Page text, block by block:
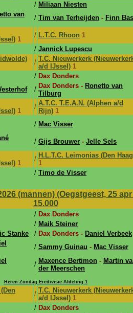
/ Miliaan Niesten
van
/ Tim van Terheijden - Finn
1
/ L.T.C. Rhoon 1
/ Jannick Lupescu
/ T.C. Nieuwerkerk
a/d IJssel) 1
/ Dax Donders
/ Dax Donders - Ronetto van
Tilburg
1
/ A.T.C. T.E.A.N. (Alphen a/d
Rijn) 1
/ Mac Visser
/ Gijs Brouwer - Jelle Sels
1
/ H.L.T.C. Leimonias (Den
1
/ Timo de Visser
(mannen) (Oegstgeest, 25
15.000
/ Dax Donders
/ Maik Steiner
Stanke / Dax Donders - Daniel Verbeek
/ Sammy Guinau - Mac Visser
/ Maxence Bertimon - Martin
der Meerschen
Heren Zondag Eredivisie Afdeling 1
/ T.C. Nieuwerkerk
a/d IJssel) 1
/ Dax Donders